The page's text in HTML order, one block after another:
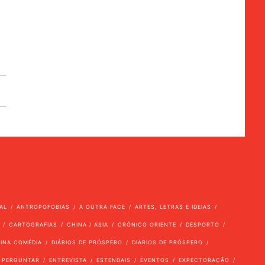
ANTROPOFOBIAS A OUTRA FACE ARTES, LETRAS E IDEIAS
CARTOGRAFIAS CHINA / ÁSIA CRÓNICO ORIENTE DESPORTO
COMÉDIA DIÁRIOS DE PRÓSPERO DIÁRIOS DE PRÓSPERO
ENTREVISTA ESTENDAIS EVENTOS EXPECTORAÇÃO